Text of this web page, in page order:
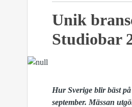
Unik
Studiobar
Hur Sverige blir bäst
september. Mässan